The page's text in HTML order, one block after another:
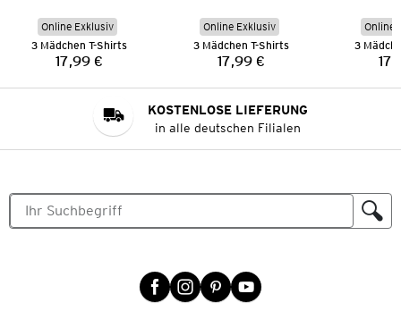
Online Exklusiv
3 Mädchen T-Shirts
Preis:
17,99 €
Online Exklusiv
3 Mädchen T-Shirts
Preis:
17,99 €
Online
3
KOSTENLOSE LIEFERUNG
in alle deutschen Filialen